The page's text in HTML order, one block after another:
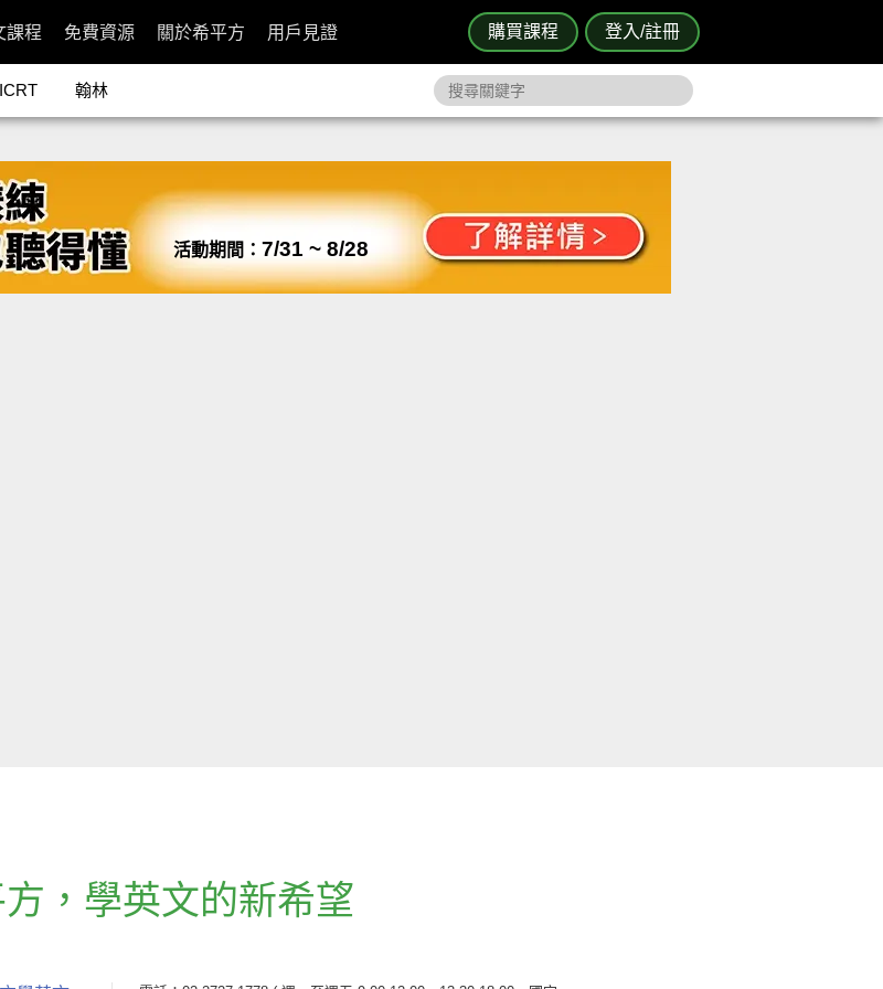
購買課程 登入/註冊
課程 免費資源 關於希平方 用戶見證
ICRT 翰林
活動期間： 7/31 ~ 8/28
， 學英文的新希望